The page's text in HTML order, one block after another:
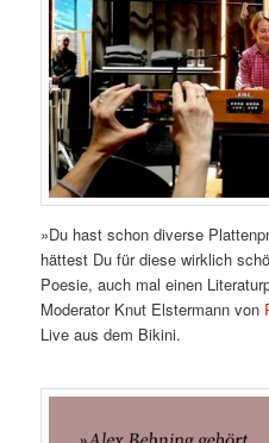
»Du hast schon diverse
hättest Du für diese wirklich
Poesie, auch mal einen
Moderator Knut Elstermann von
Live aus dem Bikini.